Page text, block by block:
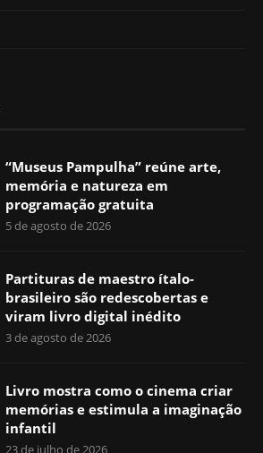
“Museus Pampulha” reúne arte,
memória e natureza em
programação gratuita
5 de agosto de 2026
Partituras de maestro ítalo-
brasileiro são redescobertas e
viram livro digital inédito
3 de agosto de 2026
Livro mostra como o cinema criar
memórias e estimula a imaginação
infantil
23 de julho de 2026